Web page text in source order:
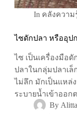
In คลังความ
ไซดักปลา หรืออุป
ไซ เป็นเครื่องมือ
ปลาในกลุ่มปลาเ
ไม่ลึก มักเป็นแหล่
ระบายน้ำเข้าออก
By